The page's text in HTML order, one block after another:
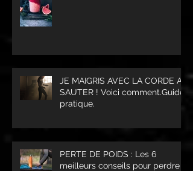
JE MAIGRIS AVEC LA CORDE A
SAUTER ! Voici comment.Guide
pratique.
PERTE DE POIDS : Les 6
meilleurs conseils pour perdre